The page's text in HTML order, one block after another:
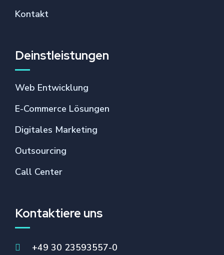
Kontakt
Deinstleistungen
Web Entwicklung
E-Commerce Lösungen
Digitales Marketing
Outsourcing
Call Center
Kontaktiere uns
+49 30 23593557-0